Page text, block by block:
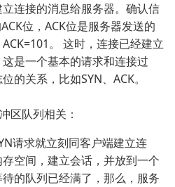
连接的消息给服务器。确认信
位，ACK位是服务器发送的
。 这时，连接已经建立
是一个基本的请求和连接过
的关系，比如SYN、ACK。
区队列相关：
请求就立刻同客户端建立连
空间，建立会话，并放到一个
的队列已经满了，那么，服务